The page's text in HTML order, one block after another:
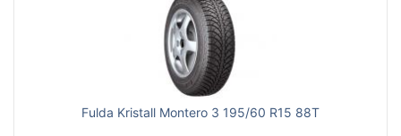
Fulda Kristall Montero 3 195/60 R15 88T